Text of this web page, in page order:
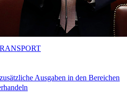
Ausgaben in den Bereichen